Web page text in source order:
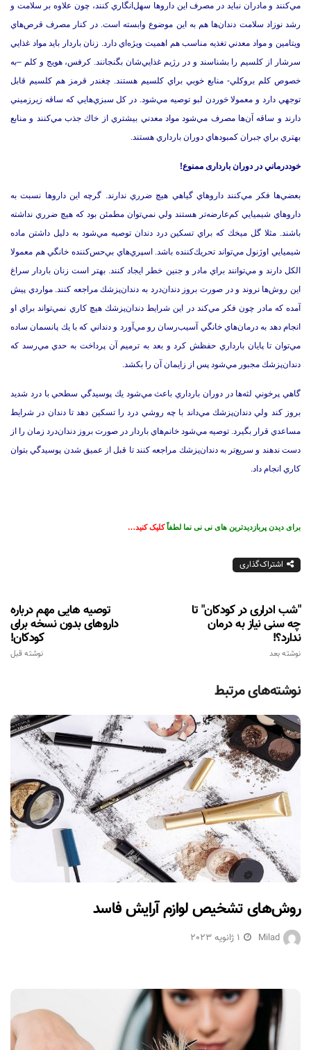
مي‌كنند و مادران نبايد در مصرف اين داروها سهل‌انگاري كنند، چون علاوه بر سلامت و
رشد نوزاد سلامت دندان‌ها هم به اين موضوع وابسته است. در كنار مصرف قرص‌هاي
ويتامين و مواد معدني تغذيه مناسب هم اهميت ويژه‌اي دارد. زنان باردار بايد مواد غذايي
سرشار از كلسيم را بشناسند و در رژيم غذايي‌شان بگنجانند. كرفس، هويج و كلم –به
خصوص كلم بروكلي- منابع خوبي براي كلسيم هستند. چغندر قرمز هم كلسيم قابل
توجهي دارد و معمولا خوردن لبو توصيه مي‌شود. در كل سبزي‌هايي كه ساقه زيرزميني
دارند و ساقه آن‌ها مصرف مي‌شود مواد معدني بيشتري از خاك جذب مي‌كنند و منابع
بهتري براي جبران كمبودهاي دوران بارداري هستند.
خوددرماني در دوران بارداری ممنوع!
بعضي‌ها فكر مي‌كنند داروهاي گياهي هيچ ضرري ندارند. گرچه اين داروها نسبت به
داروهاي شيميايي كم‌عارضه‌تر هستند ولي نمي‌توان مطمئن بود كه هيچ ضرري نداشته
باشند. مثلا گل ميخك كه براي تسكين درد دندان توصيه مي‌شود به دليل داشتن ماده
شيميايي اوژنول مي‌تواند تحريك‌كننده باشد. اسپري‌هاي بي‌حس‌كننده خانگي هم معمولا
الكل دارند و مي‌توانند براي مادر و جنين خطر ايجاد كنند. بهتر است زنان باردار سراغ
اين روش‌ها نروند و در صورت بروز دندان‌درد به دندان‌پزشك مراجعه كنند. مواردي پيش
آمده كه مادر چون فكر مي‌كند در اين شرايط دندان‌پزشك هيچ كاري نمي‌تواند براي او
انجام دهد به درمان‌هاي خانگي آسيب‌رسان رو مي‌آورد و دنداني كه با يك پانسمان ساده
مي‌توان تا پايان بارداري حفظش كرد و بعد به ترميم آن پرداخت به حدي مي‌رسد كه
دندان‌پزشك مجبور مي‌شود پس از زايمان آن را بكشد.
گاهي پرخوني لثه‌ها در دوران بارداري باعث مي‌شود يك پوسيدگي سطحي با درد شديد
بروز كند ولي دندان‌پزشك مي‌داند با چه روشي درد را تسكين دهد تا دندان در شرايط
مساعدي قرار بگيرد. توصيه مي‌شود خانم‌هاي باردار در صورت بروز دندان‌درد زمان را از
دست ندهند و سريع‌تر به دندان‌پزشك مراجعه كنند تا قبل از عميق شدن پوسيدگي بتوان
كاري انجام داد.
برای دیدن پربازدیدترین های نی نی نما لطفاً کلیک کنید…
اشتراک‌گذاری
توصیه هایی مهم درباره
داروهای بدون نسخه برای
کودکان!
نوشته قبل
"شب ادراری در کودکان" تا
چه سنی نیاز به درمان
ندارد؟!
نوشته بعد
نوشته‌های مرتبط
روش‌های تشخیص لوازم آرایش فاسد
Milad 1 ژانویه 2023